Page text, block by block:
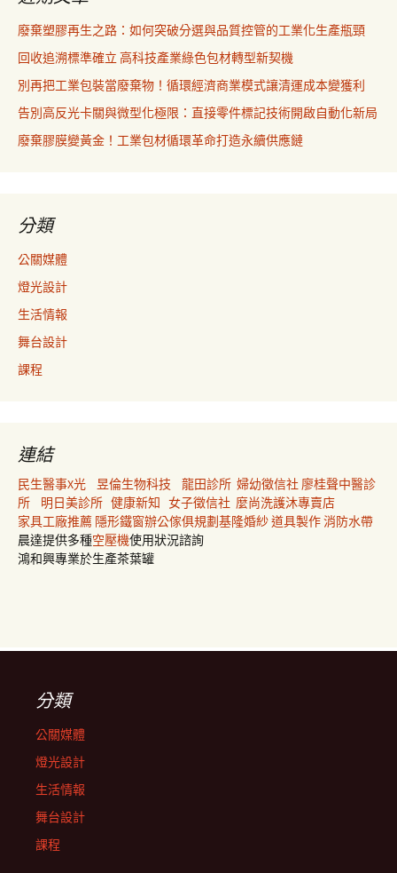
廢棄塑膠再生之路：如何突破分選與品質控管的工業化生產瓶頸
回收追溯標準確立 高科技產業綠色包材轉型新契機
別再把工業包裝當廢棄物！循環經濟商業模式讓清運成本變獲利
告別高反光卡關與微型化極限：直接零件標記技術開啟自動化新局
廢棄膠膜變黃金！工業包材循環革命打造永續供應鏈
分類
公關媒體
燈光設計
生活情報
舞台設計
課程
連結
民生醫事X光 昱倫生物科技 龍田診所 婦幼徵信社 廖桂聲中醫診
所
明日美診所 健康新知 女子徵信社 麼尚洗護沐專賣店
家具工廠推薦 隱形鐵窗辦公傢俱規劃基隆婚紗道具製作消防水帶
晨達提供多種空壓機使用狀況諮詢
鴻和興專業於生產茶葉罐
分類
公關媒體
燈光設計
生活情報
舞台設計
課程